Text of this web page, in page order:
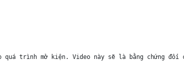
quá trình mở kiện. Video này sẽ là bằng chứng